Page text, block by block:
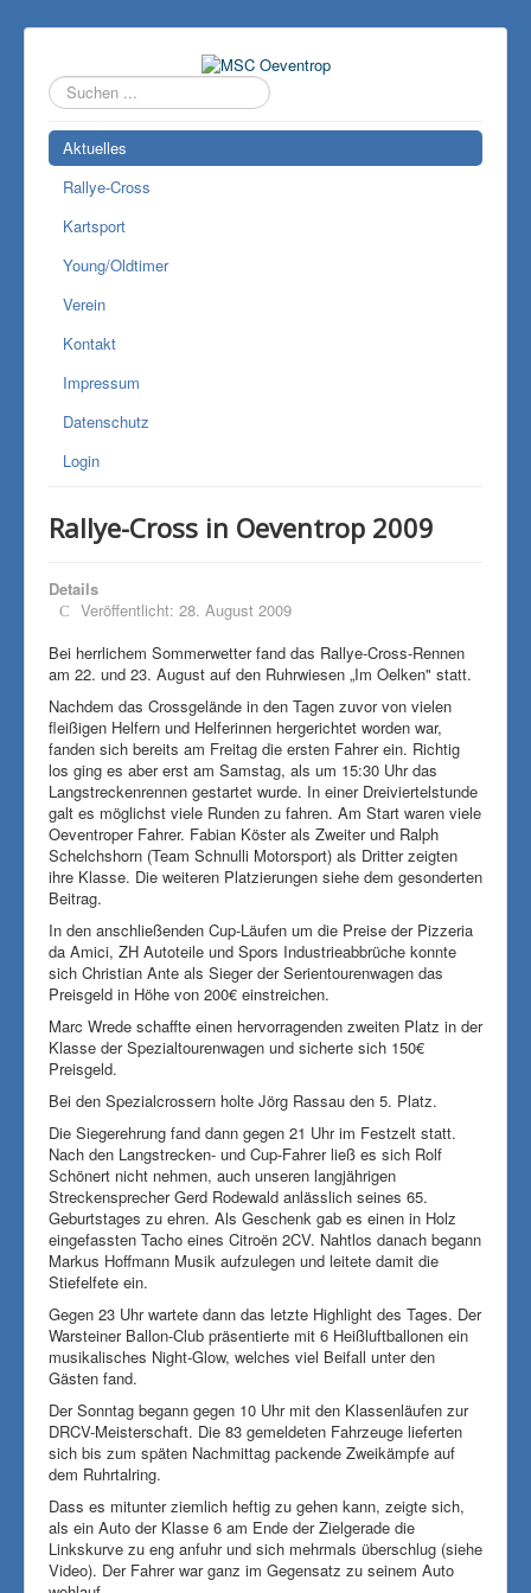
Suchen
...
Aktuelles
Rallye-Cross
Kartsport
Young/Oldtimer
Verein
Kontakt
Impressum
Datenschutz
Login
Rallye-Cross in Oeventrop 2009
Details
Veröffentlicht: 28. August 2009
Bei herrlichem Sommerwetter fand das Rallye-Cross-Rennen
am 22. und 23. August auf den Ruhrwiesen „Im Oelken" statt.
Nachdem das Crossgelände in den Tagen zuvor von vielen
fleißigen Helfern und Helferinnen hergerichtet worden war,
fanden sich bereits am Freitag die ersten Fahrer ein. Richtig
los ging es aber erst am Samstag, als um 15:30 Uhr das
Langstreckenrennen gestartet wurde. In einer Dreiviertelstunde
galt es möglichst viele Runden zu fahren. Am Start waren viele
Oeventroper Fahrer. Fabian Köster als Zweiter und Ralph
Schelchshorn (Team Schnulli Motorsport) als Dritter zeigten
ihre Klasse. Die weiteren Platzierungen siehe dem gesonderten
Beitrag.
In den anschließenden Cup-Läufen um die Preise der Pizzeria
da Amici, ZH Autoteile und Spors Industrieabbrüche konnte
sich Christian Ante als Sieger der Serientourenwagen das
Preisgeld in Höhe von 200€ einstreichen.
Marc Wrede schaffte einen hervorragenden zweiten Platz in der
Klasse der Spezialtourenwagen und sicherte sich 150€
Preisgeld.
Bei den Spezialcrossern holte Jörg Rassau den 5. Platz.
Die Siegerehrung fand dann gegen 21 Uhr im Festzelt statt.
Nach den Langstrecken- und Cup-Fahrer ließ es sich Rolf
Schönert nicht nehmen, auch unseren langjährigen
Streckensprecher Gerd Rodewald anlässlich seines 65.
Geburtstages zu ehren. Als Geschenk gab es einen in Holz
eingefassten Tacho eines Citroën 2CV. Nahtlos danach begann
Markus Hoffmann Musik aufzulegen und leitete damit die
Stiefelfete ein.
Gegen 23 Uhr wartete dann das letzte Highlight des Tages. Der
Warsteiner Ballon-Club präsentierte mit 6 Heißluftballonen ein
musikalisches Night-Glow, welches viel Beifall unter den
Gästen fand.
Der Sonntag begann gegen 10 Uhr mit den Klassenläufen zur
DRCV-Meisterschaft. Die 83 gemeldeten Fahrzeuge lieferten
sich bis zum späten Nachmittag packende Zweikämpfe auf
dem Ruhrtalring.
Dass es mitunter ziemlich heftig zu gehen kann, zeigte sich,
als ein Auto der Klasse 6 am Ende der Zielgerade die
Linkskurve zu eng anfuhr und sich mehrmals überschlug (siehe
Video). Der Fahrer war ganz im Gegensatz zu seinem Auto